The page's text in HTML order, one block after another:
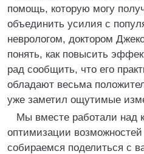
помощь, которую могу
объединить усилия с
неврологом, доктором
понять, как повысить
рад сообщить, что его
обладают весьма
уже заметил ощутимые
Мы вместе работали над
оптимизации
собираемся поделиться с